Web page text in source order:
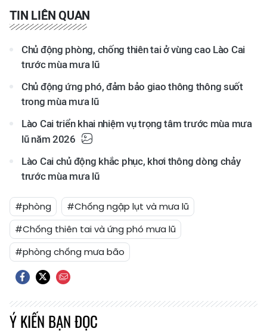
TIN LIÊN QUAN
Chủ động phòng, chống thiên tai ở vùng cao Lào Cai
trước mùa mưa lũ
Chủ động ứng phó, đảm bảo giao thông thông suốt
trong mùa mưa lũ
Lào Cai triển khai nhiệm vụ trọng tâm trước mùa mưa
lũ năm 2026
Lào Cai chủ động khắc phục, khơi thông dòng chảy
trước mùa mưa lũ
#phòng
#Chống ngập lụt và mưa lũ
#Chống thiên tai và ứng phó mưa lũ
#phòng chống mưa bão
Ý KIẾN BẠN ĐỌC